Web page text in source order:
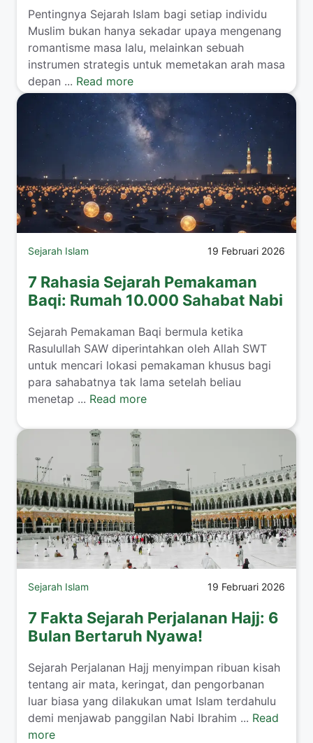
Pentingnya Sejarah Islam bagi setiap individu
Muslim bukan hanya sekadar upaya mengenang
romantisme masa lalu, melainkan sebuah
instrumen strategis untuk memetakan arah masa
depan ... Read more
Sejarah Islam 19 Februari 2026
7 Rahasia Sejarah Pemakaman
Baqi: Rumah 10.000 Sahabat Nabi
Sejarah Pemakaman Baqi bermula ketika
Rasulullah SAW diperintahkan oleh Allah SWT
untuk mencari lokasi pemakaman khusus bagi
para sahabatnya tak lama setelah beliau
menetap ... Read more
Sejarah Islam 19 Februari 2026
7 Fakta Sejarah Perjalanan Hajj: 6
Bulan Bertaruh Nyawa!
Sejarah Perjalanan Hajj menyimpan ribuan kisah
tentang air mata, keringat, dan pengorbanan
luar biasa yang dilakukan umat Islam terdahulu
demi menjawab panggilan Nabi Ibrahim ... Read
more